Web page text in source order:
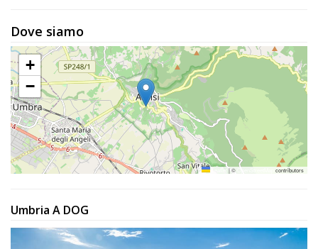
Dove siamo
+
−
Leaflet |© contributors
Umbria A DOG